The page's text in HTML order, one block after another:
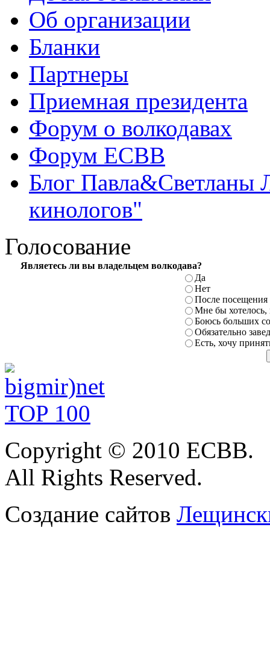
Об организации
Бланки
Партнеры
Приемная президента
Форум о волкодавах
Форум ЕСВВ
Блог Павла&Светланы
кинологов"
Голосование
Являетесь ли вы владельцем волкодава?
Да
Нет
После посещения
Мне бы
Боюсь больших
Обязательно
Есть, хочу
Copyright © 2010 ЕСВВ.
All Rights Reserved.
Создание сайтов